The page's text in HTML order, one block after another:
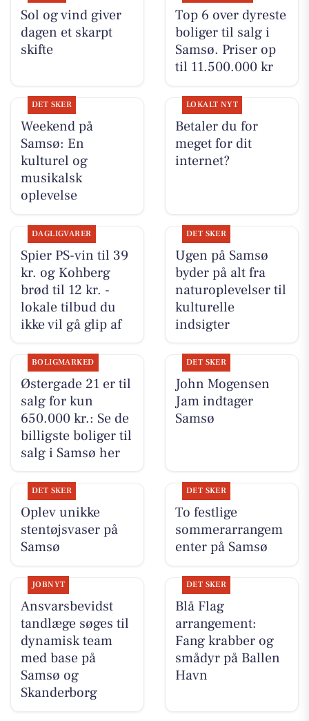
Sol og vind giver
dagen et skarpt
skifte
Top 6 over dyreste
boliger til salg i
Samsø. Priser op
til 11.500.000 kr
DET SKER
Weekend på
Samsø: En
kulturel og
musikalsk
oplevelse
LOKALT NYT
Betaler du for
meget for dit
internet?
DAGLIGVARER
Spier PS-vin til 39
kr. og Kohberg
brød til 12 kr. -
lokale tilbud du
ikke vil gå glip af
DET SKER
Ugen på Samsø
byder på alt fra
naturoplevelser til
kulturelle
indsigter
BOLIGMARKED
Østergade 21 er til
salg for kun
650.000 kr.: Se de
billigste boliger til
salg i Samsø her
DET SKER
John Mogensen
Jam indtager
Samsø
DET SKER
Oplev unikke
stentøjsvaser på
Samsø
DET SKER
To festlige
sommerarrangem
enter på Samsø
JOBNYT
Ansvarsbevidst
tandlæge søges til
dynamisk team
med base på
Samsø og
Skanderborg
DET SKER
Blå Flag
arrangement:
Fang krabber og
smådyr på Ballen
Havn